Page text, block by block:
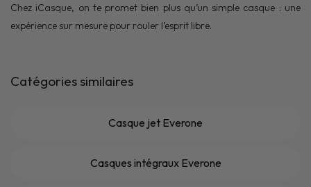
Chez iCasque, on te promet bien plus qu’un simple casque : une
expérience sur mesure pour rouler l’esprit libre.
Catégories similaires
Casque jet Everone
Casques intégraux Everone